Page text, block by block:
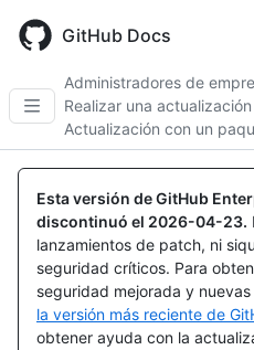
main
GitHub Docs
Administradores de
Realizar una actualización
Actualización con un
Esta versión de GitHub
discontinuó el 2026-04-23.
lanzamientos de patch, ni
seguridad críticos. Para
seguridad mejorada y
la versión más reciente de
obtener ayuda con la